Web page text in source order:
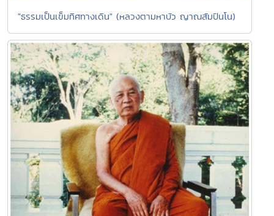
"ธรรมเป็นเข็มทิศทางเดิน" (หลวงตามหาบัว ญาณสัมปันโน)